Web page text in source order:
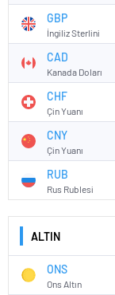
GBP
İngiliz Sterlini
CAD
Kanada Doları
CHF
Çin Yuanı
CNY
Çin Yuanı
RUB
Rus Rublesi
ALTIN
ONS
Ons Altın